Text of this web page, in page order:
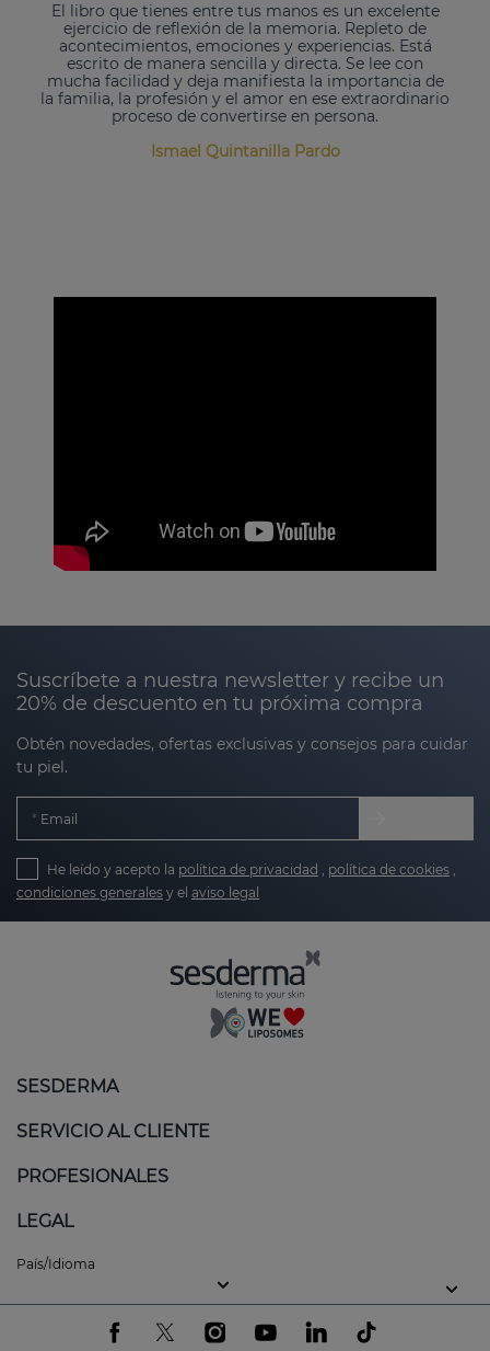
El libro que tienes entre tus manos es un excelente
ejercicio de reflexión de la memoria. Repleto de
acontecimientos, emociones y experiencias. Está
escrito de manera sencilla y directa. Se lee con
mucha facilidad y deja manifiesta la importancia de
la familia, la profesión y el amor en ese extraordinario
proceso de convertirse en persona.
Ismael Quintanilla Pardo
Suscríbete a nuestra newsletter y recibe un
20% de descuento en tu próxima compra
Obtén novedades, ofertas exclusivas y consejos para cuidar
tu piel.
Email
He leído y acepto la política de privacidad , política de cookies ,
condiciones generales y el aviso legal
SESDERMA
SERVICIO AL CLIENTE
PROFESIONALES
LEGAL
País/Idioma